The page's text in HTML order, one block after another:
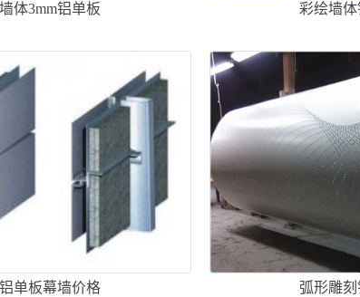
体3mm铝单板 彩绘墙
单板幕墙价格 弧形雕